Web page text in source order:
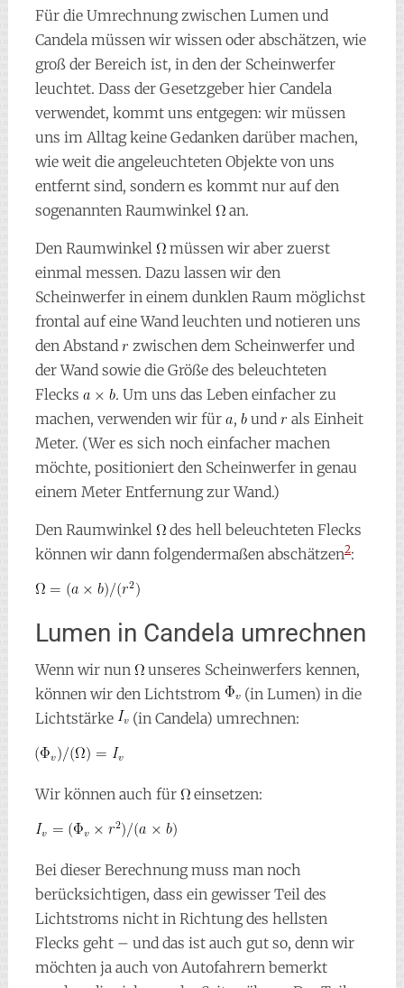
Für die Umrechnung zwischen Lumen und
Candela müssen wir wissen oder abschätzen, wie
groß der Bereich ist, in den der Scheinwerfer
leuchtet. Dass der Gesetzgeber hier Candela
verwendet, kommt uns entgegen: wir müssen
uns im Alltag keine Gedanken darüber machen,
wie weit die angeleuchteten Objekte von uns
entfernt sind, sondern es kommt nur auf den
sogenannten Raumwinkel
an.
Den Raumwinkel
müssen wir aber zuerst
einmal messen. Dazu lassen wir den
Scheinwerfer in einem dunklen Raum möglichst
frontal auf eine Wand leuchten und notieren uns
den Abstand
zwischen dem Scheinwerfer und
der Wand sowie die Größe des beleuchteten
Flecks
. Um uns das Leben einfacher zu
machen, verwenden wir für
, und
als Einheit
Meter. (Wer es sich noch einfacher machen
möchte, positioniert den Scheinwerfer in genau
einem Meter Entfernung zur Wand.)
Den Raumwinkel
des hell beleuchteten Flecks
können wir dann folgendermaßen abschätzen2:
Lumen in Candela umrechnen
Wenn wir nun
unseres Scheinwerfers kennen,
können wir den Lichtstrom
(in Lumen) in die
Lichtstärke
(in Candela) umrechnen:
Wir können auch für einsetzen:
Bei dieser Berechnung muss man noch
berücksichtigen, dass ein gewisser Teil des
Lichtstroms nicht in Richtung des hellsten
Flecks geht – und das ist auch gut so, denn wir
möchten ja auch von Autofahrern bemerkt